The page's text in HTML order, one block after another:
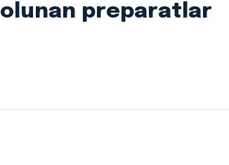
olunan preparatlar